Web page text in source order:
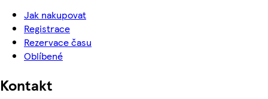
Jak nakupovat
Registrace
Rezervace času
Oblíbené
Kontakt